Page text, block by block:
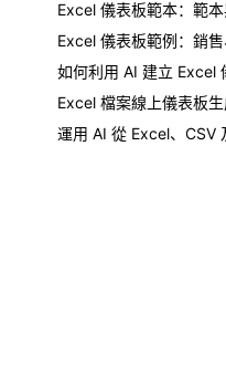
Excel 儀表板範本：範
如何利用 AI 建立 Excel
Excel 檔案線上儀表板